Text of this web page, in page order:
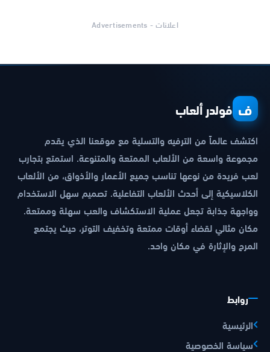
اعلانات - Advertisements
ف فولدر ألعاب
اكتشف عالماً من الترفيه والتسلية مع موقعنا الذي يقدم
مجموعة واسعة من الألعاب الممتعة والمتنوعة. استمتع بتجارب
لعب فريدة من نوعها تناسب جميع الأعمار والأذواق، من الألعاب
الكلاسيكية إلى أحدث الألعاب التفاعلية. تصميم سهل الاستخدام
وواجهة جذابة تجعل عملية الاستكشاف والعب سهلة وممتعة.
مكان مثالي لقضاء أوقات ممتعة وتخفيف التوتر، حيث يجتمع
المرح والإثارة في مكان واحد.
روابط
الرئيسية
سياسة الخصوصية